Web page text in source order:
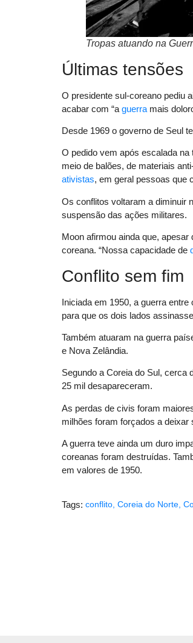
Tropas atuando na
Últimas tensões
O presidente sul-coreano pediu
acabar com “a guerra mais
Desde 1969 o governo de Seul
O pedido vem após escalada
meio de balões, de materiais
ativistas, em geral pessoas que
Os conflitos voltaram a diminuir
suspensão das ações militares.
Moon afirmou ainda que,
coreana. “Nossa capacidade de
Conflito sem fim
Iniciada em 1950, a guerra
para que os dois lados
Também atuaram na guerra
e Nova Zelândia.
Segundo a Coreia do Sul, cerca
25 mil desapareceram.
As perdas de civis foram
milhões foram forçados a
A guerra teve ainda um duro
coreanas foram destruídas.
em valores de 1950.
Tags: conflito Coreia do Norte